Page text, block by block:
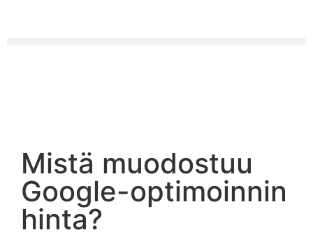
Mistä muodostuu
Google-optimoinnin
hinta?